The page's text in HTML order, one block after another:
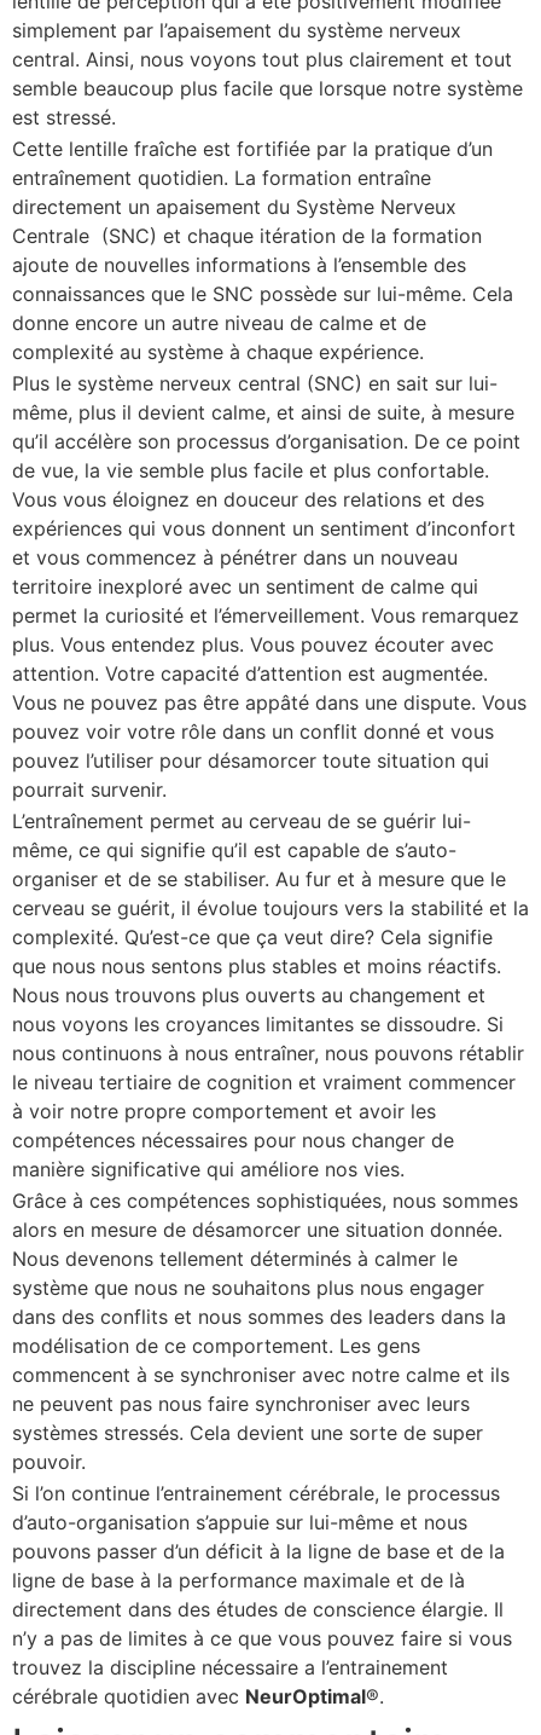
simplement par l’apaisement du système nerveux
central. Ainsi, nous voyons tout plus clairement et tout
semble beaucoup plus facile que lorsque notre système
est stressé.
Cette lentille fraîche est fortifiée par la pratique d’un
entraînement quotidien. La formation entraîne
directement un apaisement du Système Nerveux
Centrale (SNC) et chaque itération de la formation
ajoute de nouvelles informations à l’ensemble des
connaissances que le SNC possède sur lui-même. Cela
donne encore un autre niveau de calme et de
complexité au système à chaque expérience.
Plus le système nerveux central (SNC) en sait sur lui-
même, plus il devient calme, et ainsi de suite, à mesure
qu’il accélère son processus d’organisation. De ce point
de vue, la vie semble plus facile et plus confortable.
Vous vous éloignez en douceur des relations et des
expériences qui vous donnent un sentiment d’inconfort
et vous commencez à pénétrer dans un nouveau
territoire inexploré avec un sentiment de calme qui
permet la curiosité et l’émerveillement. Vous remarquez
plus. Vous entendez plus. Vous pouvez écouter avec
attention. Votre capacité d’attention est augmentée.
Vous ne pouvez pas être appâté dans une dispute. Vous
pouvez voir votre rôle dans un conflit donné et vous
pouvez l’utiliser pour désamorcer toute situation qui
pourrait survenir.
L’entraînement permet au cerveau de se guérir lui-
même, ce qui signifie qu’il est capable de s’auto-
organiser et de se stabiliser. Au fur et à mesure que le
cerveau se guérit, il évolue toujours vers la stabilité et la
complexité. Qu’est-ce que ça veut dire? Cela signifie
que nous nous sentons plus stables et moins réactifs.
Nous nous trouvons plus ouverts au changement et
nous voyons les croyances limitantes se dissoudre. Si
nous continuons à nous entraîner, nous pouvons rétablir
le niveau tertiaire de cognition et vraiment commencer
à voir notre propre comportement et avoir les
compétences nécessaires pour nous changer de
manière significative qui améliore nos vies.
Grâce à ces compétences sophistiquées, nous sommes
alors en mesure de désamorcer une situation donnée.
Nous devenons tellement déterminés à calmer le
système que nous ne souhaitons plus nous engager
dans des conflits et nous sommes des leaders dans la
modélisation de ce comportement. Les gens
commencent à se synchroniser avec notre calme et ils
ne peuvent pas nous faire synchroniser avec leurs
systèmes stressés. Cela devient une sorte de super
pouvoir.
Si l’on continue l’entrainement cérébrale, le processus
d’auto-organisation s’appuie sur lui-même et nous
pouvons passer d’un déficit à la ligne de base et de la
ligne de base à la performance maximale et de là
directement dans des études de conscience élargie. Il
n’y a pas de limites à ce que vous pouvez faire si vous
trouvez la discipline nécessaire a l’entrainement
cérébrale quotidien avec NeurOptimal®.